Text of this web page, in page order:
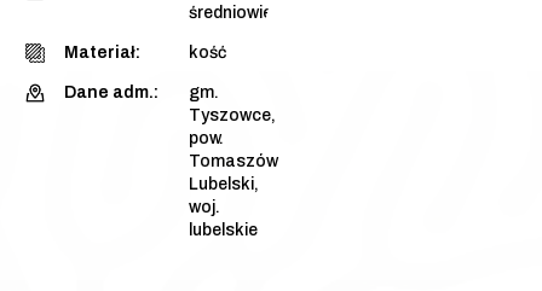
średniowiecze
Materiał: kość
Dane adm.:
gm.
Tyszowce,
pow.
Tomaszów
Lubelski,
woj.
lubelskie